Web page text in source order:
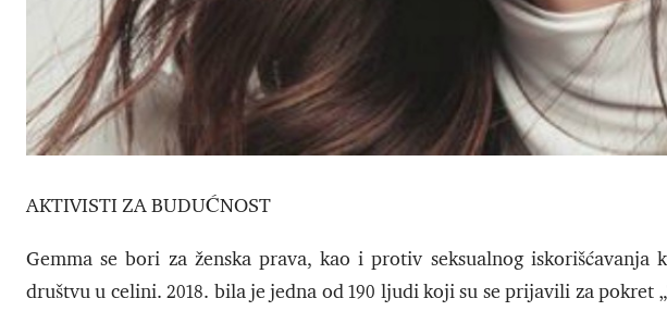
AKTIVISTI ZA BUDUĆNOST
Gemma se bori za ženska prava, kao i protiv seksualnog
društvu u celini. 2018. bila je jedna od 190 ljudi koji su se prijavili za pokret